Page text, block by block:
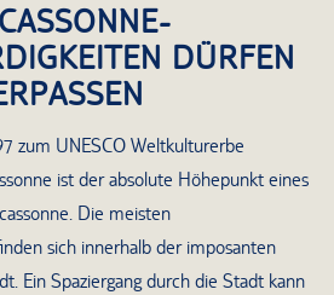
DÜRFEN
zum UNESCO Weltkulturerbe
ist der absolute Höhepunkt eines
Die meisten
sich innerhalb der imposanten
Ein Spaziergang durch die Stadt kann